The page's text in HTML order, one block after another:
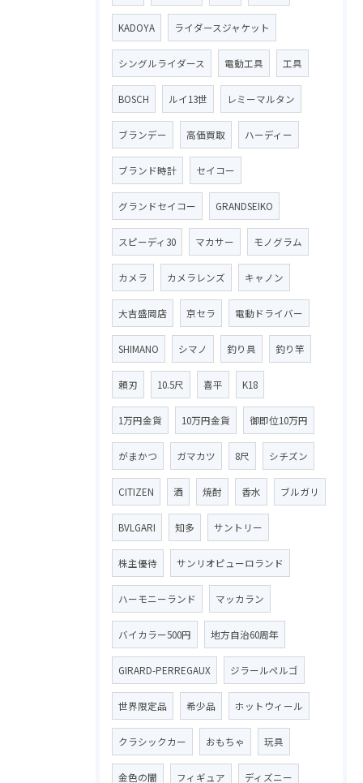
KADOYA ライダースジャケット
シングルライダース 電動工具 工具
BOSCH ルイ13世 レミーマルタン
ブランデー 高価買取 ハーディー
ブランド時計 セイコー
グランドセイコー GRANDSEIKO
スピーディ30 マカサー モノグラム
カメラ カメラレンズ キャノン
大吉盛岡店 京セラ 電動ドライバー
SHIMANO シマノ 釣り具 釣り竿
頼刃 10.5尺 喜平 K18
1万円金貨 10万円金貨 御即位10万円
がまかつ ガマカツ 8尺 シチズン
CITIZEN 酒 焼酎 香水 ブルガリ
BVLGARI 知多 サントリー
株主優待 サンリオピューロランド
ハーモニーランド マッカラン
バイカラー500円 地方自治60周年
GIRARD-PERREGAUX ジラールペルゴ
世界限定品 希少品 ホットウィール
クラシックカー おもちゃ 玩具
金色の闇 フィギュア ディズニー